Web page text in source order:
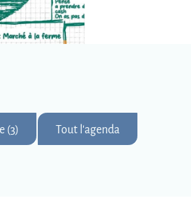
(3) Tout l'agenda